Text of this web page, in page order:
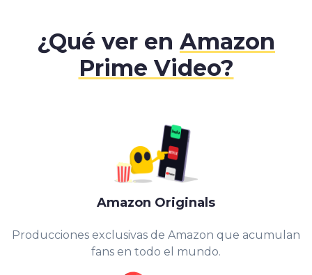
¿Qué ver en Amazon
Prime Video?
Amazon Originals
Producciones exclusivas de Amazon que acumulan
fans en todo el mundo.